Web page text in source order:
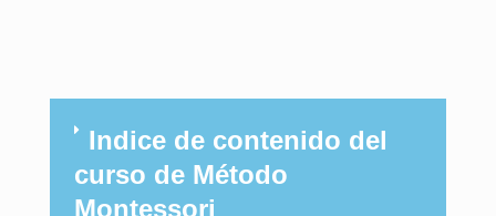
Indice de contenido del
curso de Método
Montessori